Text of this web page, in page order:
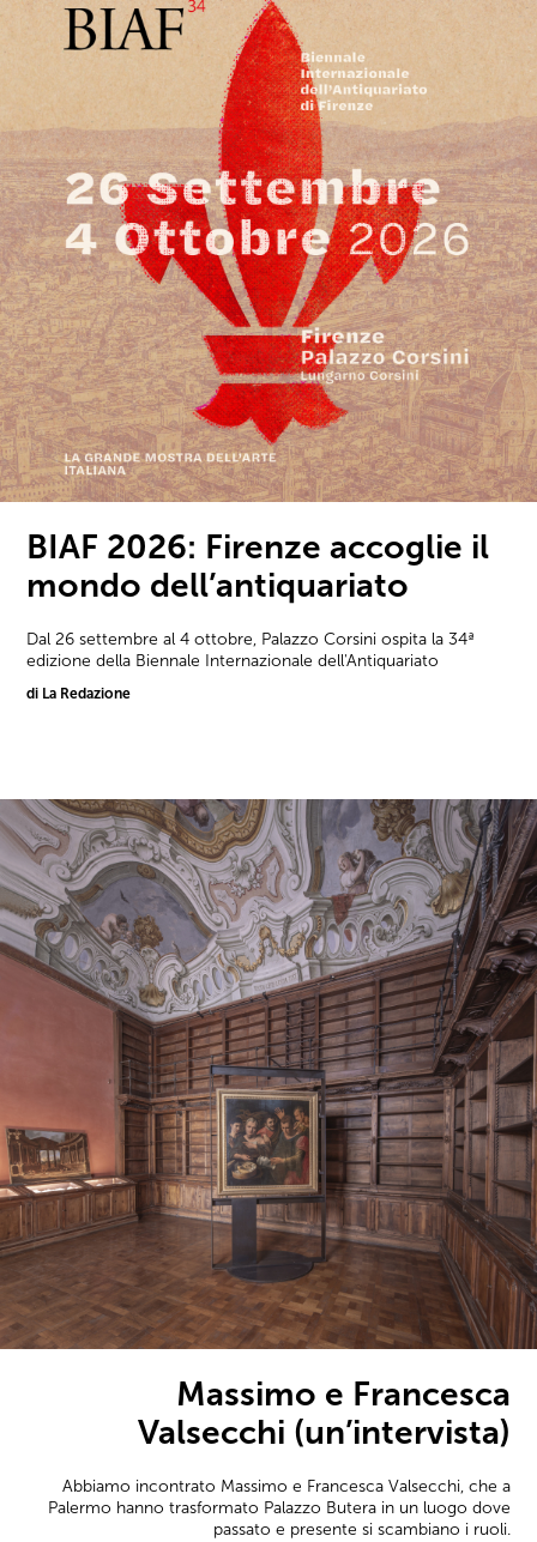
BIAF 2026: Firenze accoglie il
mondo dell’antiquariato
Dal 26 settembre al 4 ottobre, Palazzo Corsini ospita la 34ª
edizione della Biennale Internazionale dell'Antiquariato
di La Redazione
Massimo e Francesca
Valsecchi (un’intervista)
Abbiamo incontrato Massimo e Francesca Valsecchi, che a
Palermo hanno trasformato Palazzo Butera in un luogo dove
passato e presente si scambiano i ruoli.